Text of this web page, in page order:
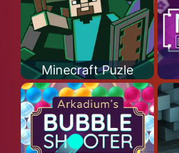
Minecraft Puzle